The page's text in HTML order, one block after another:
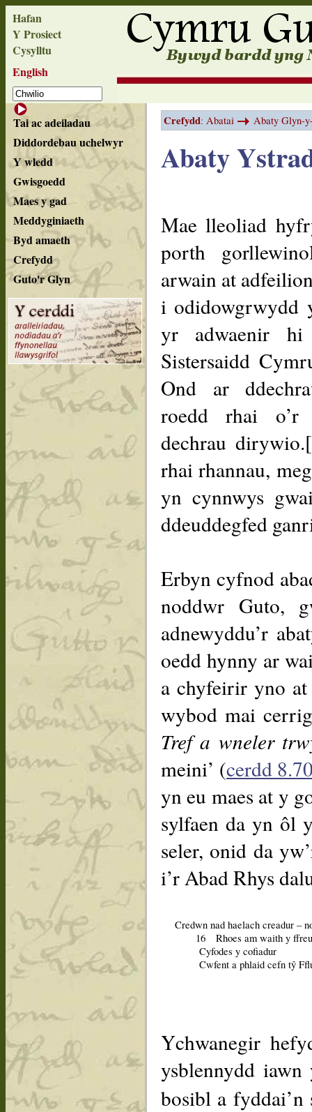
Hafan
Y Prosiect
Cysylltu
English
Tai ac adeiladau
Diddordebau uchelwyr
Y wledd
Gwisgoedd
Maes y gad
Meddyginiaeth
Byd amaeth
Crefydd
Guto'r Glyn
Crefydd: Abatai Abaty Glyn-
Abaty
Mae lleoliad
porth
arwain at
i odidowgrwydd
yr adwaenir
Sistersaidd
Ond ar
roedd rhai o’r
dechrau dirywio.[
rhai rhannau,
yn cynnwys
ddeuddegfed
Erbyn cyfnod
noddwr Guto,
adnewyddu’r
oedd hynny ar
a chyfeirir yno at
wybod mai
Tref a wneler
meini’ (cerdd
yn eu maes at y
sylfaen da yn ôl
seler, onid da
i’r Abad Rhys
Credwn nad haelach creadur –
16
Rhoes am waith y
Cyfodes y cofiadur
Cwfent a phlaid cefn tŷ
Ychwanegir
ysblennydd
bosibl a